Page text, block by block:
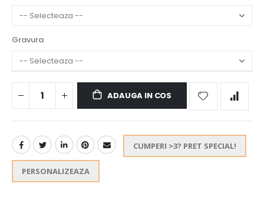
Gravura
ADAUGA IN COS
CUMPERI >3? PRET SPECIAL!
PERSONALIZEAZA